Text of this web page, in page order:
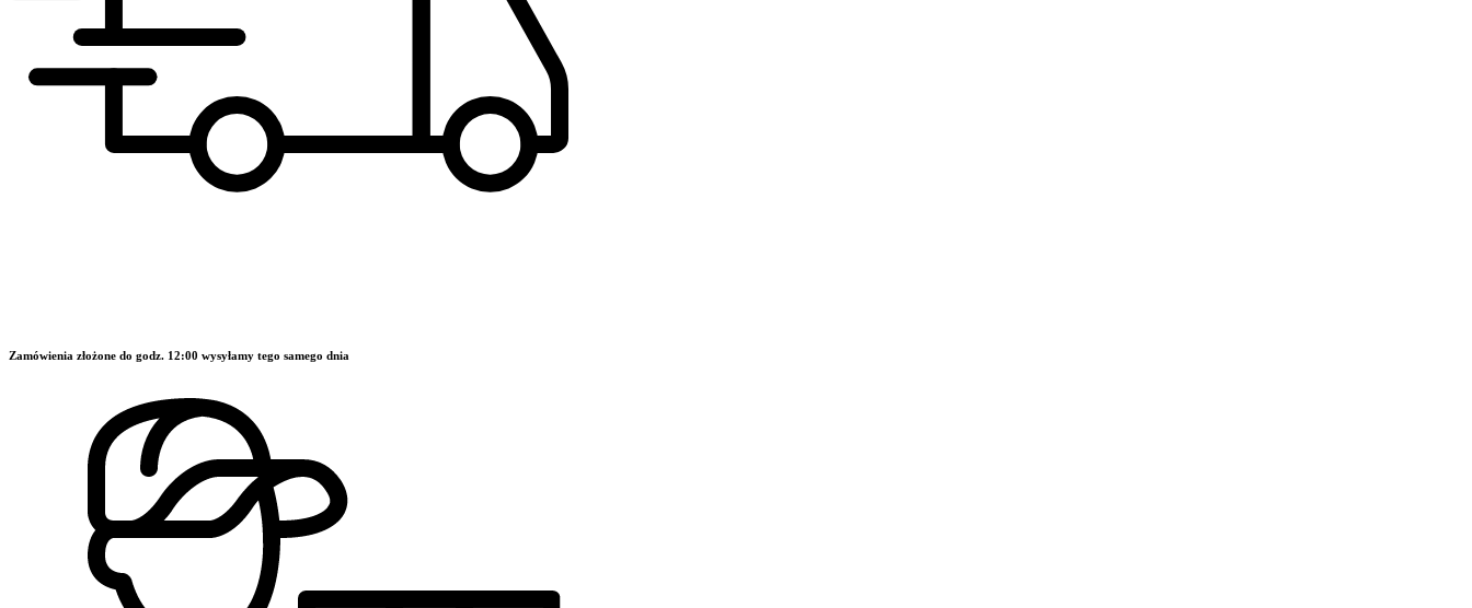
Zamówienia złożone do godz. 12:00 wysyłamy tego samego dnia